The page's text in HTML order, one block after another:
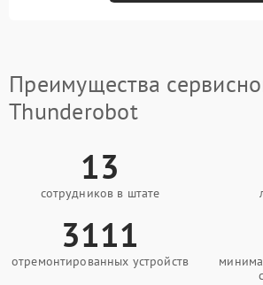
Преимущества
Thunderobot
13
сотрудников в штате
3111
отремонтированных устройств